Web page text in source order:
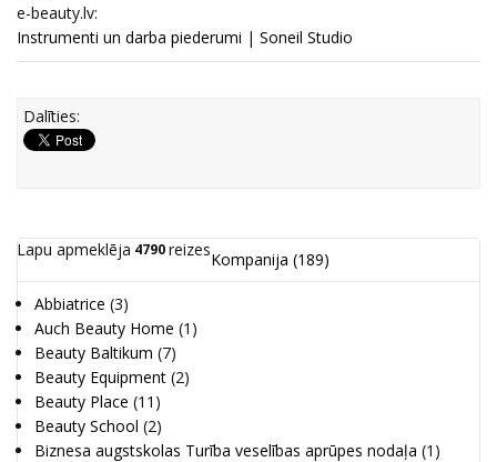
e-beauty.lv:
Instrumenti un darba piederumi | Soneil Studio
Dalīties:
Lapu apmeklēja 4790reizesKompanija (189)
Abbiatrice (3)
Auch Beauty Home (1)
Beauty Baltikum (7)
Beauty Equipment (2)
Beauty Place (11)
Beauty School (2)
Biznesa augstskolas Turība veselības aprūpes nodaļa (1)